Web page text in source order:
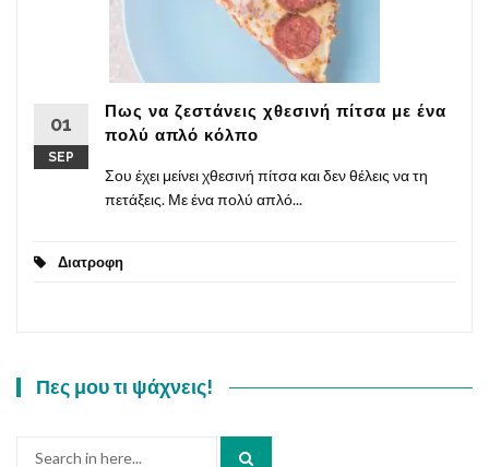
01
SEP
Πως να ζεστάνεις χθεσινή πίτσα με ένα
πολύ απλό κόλπο
Σου έχει μείνει χθεσινή πίτσα και δεν θέλεις να τη
πετάξεις. Με ένα πολύ απλό...
Διατροφη
Πες μου τι ψάχνεις!